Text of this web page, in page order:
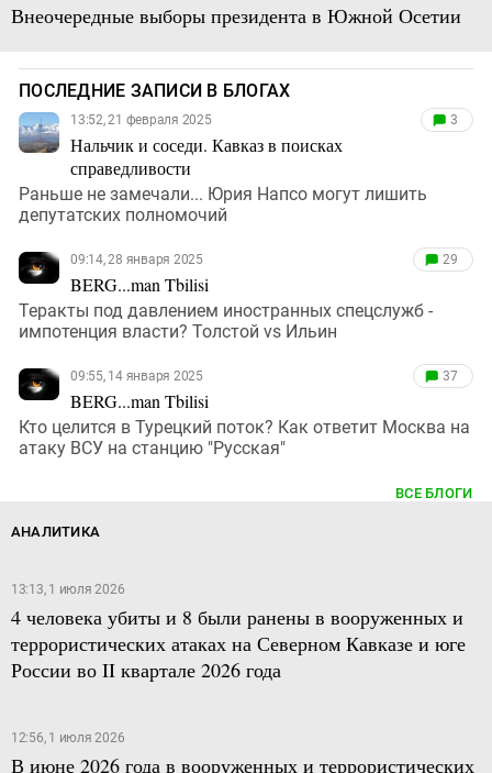
Внеочередные выборы президента в Южной Осетии
ПОСЛЕДНИЕ ЗАПИСИ В БЛОГАХ
13:52, 21 февраля 2025
Нальчик и соседи. Кавказ в поисках
справедливости
3
Раньше не замечали... Юрия Напсо могут лишить
депутатских полномочий
09:14, 28 января 2025
BERG...man Tbilisi
29
Теракты под давлением иностранных спецслужб -
импотенция власти? Толстой vs Ильин
09:55, 14 января 2025
BERG...man Tbilisi
37
Кто целится в Турецкий поток? Как ответит Москва на
атаку ВСУ на станцию "Русская"
ВСЕ БЛОГИ
АНАЛИТИКА
13:13, 1 июля 2026
4 человека убиты и 8 были ранены в вооруженных и
террористических атаках на Северном Кавказе и юге
России во II квартале 2026 года
12:56, 1 июля 2026
В июне 2026 года в вооруженных и террористических